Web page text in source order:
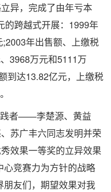
异，完成了由年亏本
的跨越式开展：1999年
年出售额、上缴税
3968万元和5111万
到达13.82亿元，上缴税
者——李楚源、黄益
苏广丰六同志发明并荣
效果一等奖的立异效果
竞赛力为方针的战略
朋友们，期望效果对我